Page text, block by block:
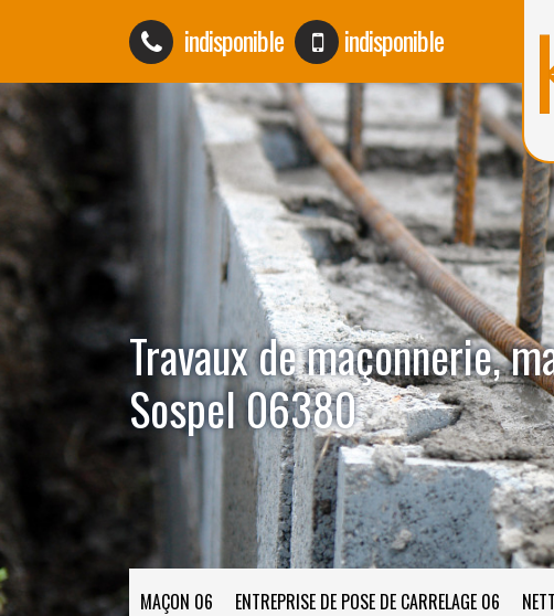
indisponible indisponible
Travaux de maçonnerie,
Sospel 06380
MAÇON 06 ENTREPRISE DE POSE DE CARRELAGE 06